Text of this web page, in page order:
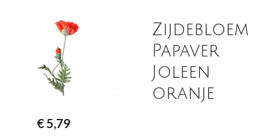
Zijdebloem
Papaver
Joleen
oranje
€ 5,79